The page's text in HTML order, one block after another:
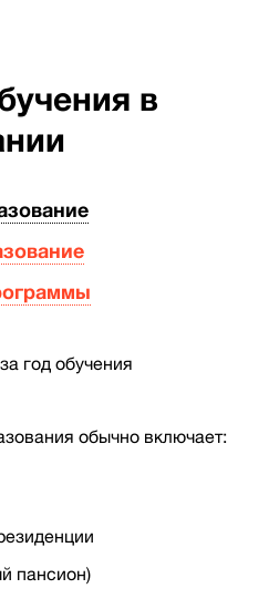
в
год обучения
обычно включает:
пансион)